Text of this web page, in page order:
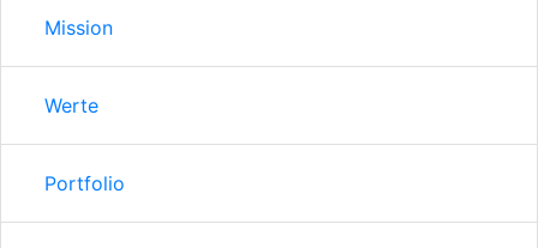
Mission
Werte
Portfolio